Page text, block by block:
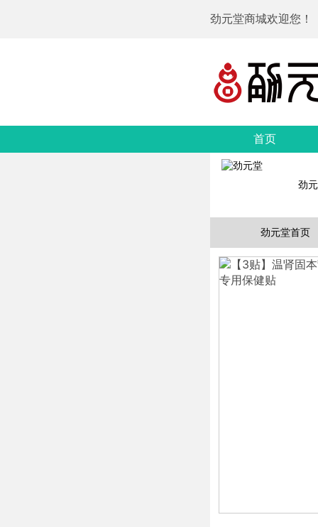
劲元堂商城欢迎您！
首页
劲
劲元堂首页